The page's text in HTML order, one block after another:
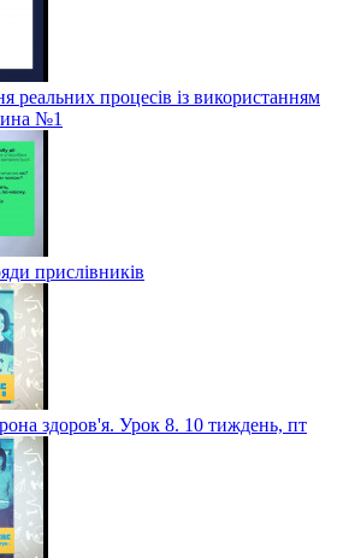
реальних процесів із використанням
№1
прислівників
здоров'я. Урок 8. 10 тиждень, пт